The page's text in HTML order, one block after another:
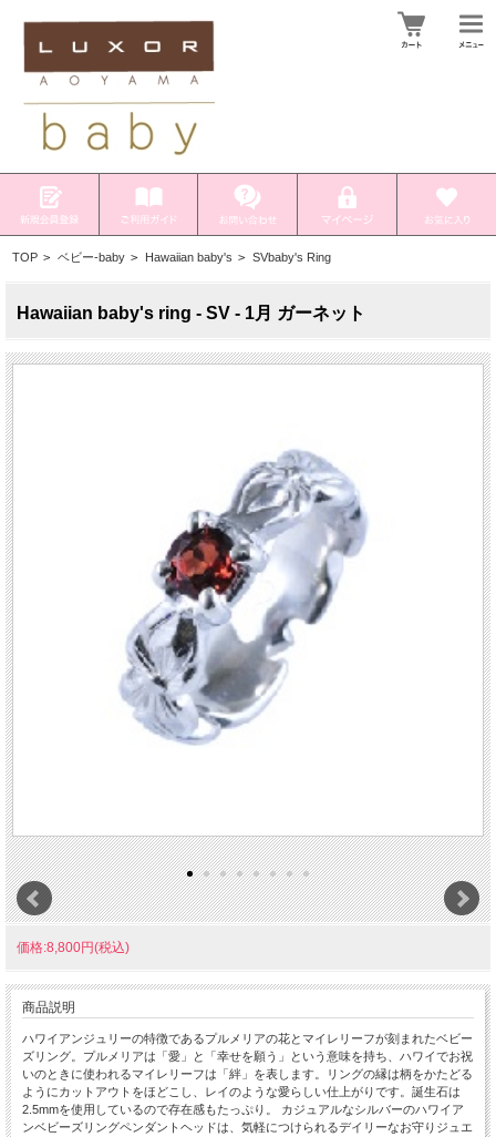
TOP > ベビー-baby > Hawaiian baby's > SVbaby's Ring
Hawaiian baby's ring - SV - 1月 ガーネット
価格:8,800円(税込)
商品説明
ハワイアンジュリーの特徴であるプルメリアの花とマイレリーフが刻まれたベビー
ズリング。プルメリアは「愛」と「幸せを願う」という意味を持ち、ハワイでお祝
いのときに使われるマイレリーフは「絆」を表します。リングの縁は柄をかたどる
ようにカットアウトをほどこし、レイのような愛らしい仕上がりです。誕生石は
2.5mmを使用しているので存在感もたっぷり。 カジュアルなシルバーのハワイア
ンベビーズリングペンダントヘッドは、気軽につけられるデイリーなお守りジュエ